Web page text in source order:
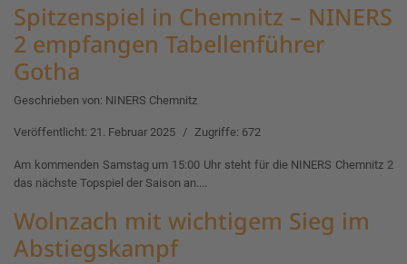
Spitzenspiel in Chemnitz – NINERS
2 empfangen Tabellenführer
Gotha
Geschrieben von: NINERS Chemnitz
Veröffentlicht: 21. Februar 2025 Zugriffe: 672
Am kommenden Samstag um 15:00 Uhr steht für die NINERS Chemnitz 2
das nächste Topspiel der Saison an....
Wolnzach mit wichtigem Sieg im
Abstiegskampf